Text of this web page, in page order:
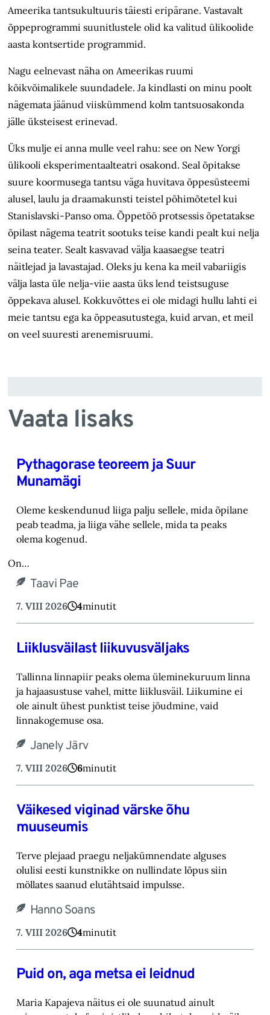
Ameerika tantsukultuuris täiesti eripärane. Vastavalt
õppeprogrammi suunitlustele olid ka valitud ülikoolide
aasta kontsertide programmid.
Nagu eelnevast näha on Ameerikas ruumi
kõikvõimalikele suundadele. Ja kindlasti on minu poolt
nägemata jäänud viiskümmend kolm tantsuosakonda
jälle üksteisest erinevad.
Üks mulje ei anna mulle veel rahu: see on New Yorgi
ülikooli eksperimentaalteatri osakond. Seal õpitakse
suure koormusega tantsu väga huvitava õppesüsteemi
alusel, laulu ja draamakunsti teistel põhimõtetel kui
Stanislavski-Panso oma. Õppetöö protsessis õpetatakse
õpilast nägema teatrit sootuks teise kandi pealt kui nelja
seina teater. Sealt kasvavad välja kaasaegse teatri
näitlejad ja lavastajad. Oleks ju kena ka meil vabariigis
välja lasta üle nelja-viie aasta üks lend teistsuguse
õppekava alusel. Kokkuvõttes ei ole midagi hullu lahti ei
meie tantsu ega ka õppeasutustega, kuid arvan, et meil
on veel suuresti arenemisruumi.
Vaata lisaks
Pythagorase teoreem ja Suur
Munamägi
Oleme keskendunud liiga palju sellele, mida õpilane
peab teadma, ja liiga vähe sellele, mida ‎ta peaks
olema kogenud.‎
On…
Taavi Pae
7. VIII 2026 4minutit
Liiklusväilast liikuvusväljaks
Tallinna linnapiir peaks olema üleminekuruum linna
ja hajaasustuse vahel, mitte liiklusväil. ‎Liikumine ei
ole ainult ühest punktist teise jõudmine, vaid
linnakogemuse osa.‎
Janely Järv
7. VIII 2026 6minutit
Väikesed viginad värske õhu
muuseumis
Terve plejaad praegu neljakümnendate alguses
olulisi eesti kunstnikke on nullindate lõpus ‎siin
möllates saanud elutähtsaid impulsse.‎
Hanno Soans
7. VIII 2026 4minutit
Puid on, aga metsa ei leidnud
Maria Kapajeva näitus ei ole suunatud ainult